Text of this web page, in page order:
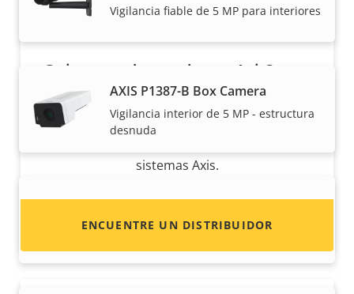
Vigilancia fiable de 5 MP para interiores
AXIS P1387-B Box Camera
Vigilancia interior de 5 MP - estructura
desnuda
Vigilancia fiable de 8 MP para interiores
¿Quiere vender productos Axis?
¿Está interesado en convertirse en
revendedor? Encuentre información de
sistemas Axis.
ENCUENTRE UN DISTRIBUIDOR